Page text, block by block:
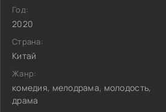
Год:
2020
Страна:
Китай
Жанр:
комедия, мелодрама, молодость,
драма